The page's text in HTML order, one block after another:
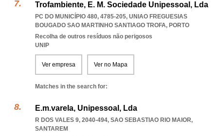
Trofambiente, E. M. Sociedade Unipessoal, Lda
PC DO MUNICÍPIO 480, 4785-205, UNIAO FREGUESIAS
BOUGADO SAO MARTINHO SANTIAGO TROFA, PORTO
Recolha de outros resíduos não perigosos
UNIP
Ver empresa Ver no Mapa
Matches in the search for:
E.m.varela, Unipessoal, Lda
R DOS VALES 9, 2040-494, SAO SEBASTIAO RIO MAIOR,
SANTAREM